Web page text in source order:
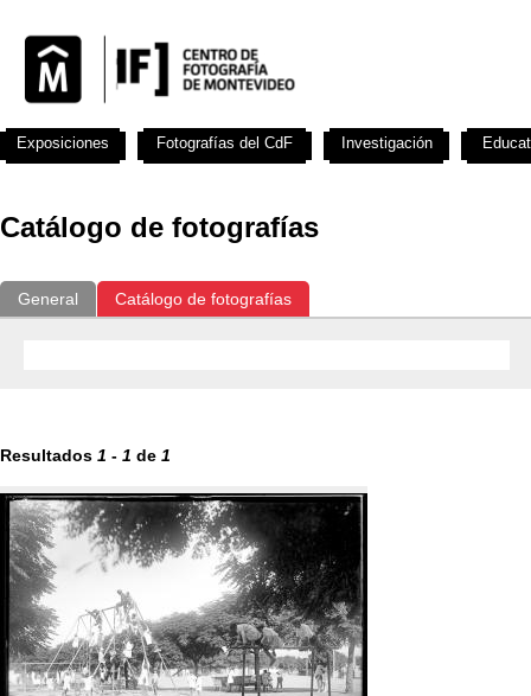
Catálogo de fotografías
General Catálogo de fotografías
Resultados 1 - 1 de 1
Exposiciones Fotografías del CdF Investigación